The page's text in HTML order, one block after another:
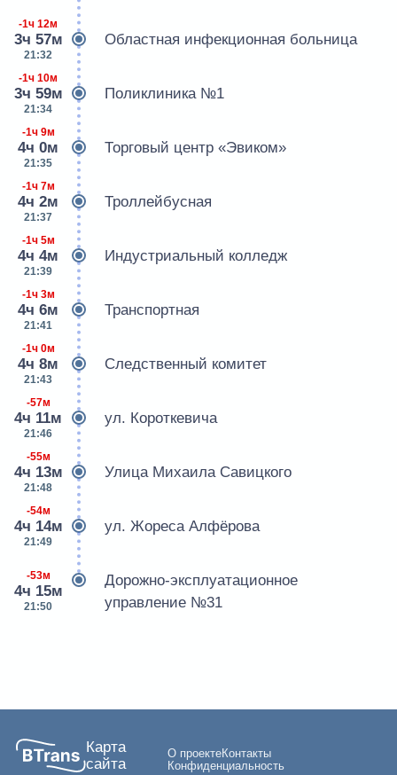
-1ч 12м
3ч 57м
21:32
Областная инфекционная больница
-1ч 10м
3ч 59м
21:34
Поликлиника №1
-1ч 9м
4ч 0м
21:35
Торговый центр «Эвиком»
-1ч 7м
4ч 2м
21:37
Троллейбусная
-1ч 5м
4ч 4м
21:39
Индустриальный колледж
-1ч 3м
4ч 6м
21:41
Транспортная
-1ч 0м
4ч 8м
21:43
Следственный комитет
-57м
4ч 11м
21:46
ул. Короткевича
-55м
4ч 13м
21:48
Улица Михаила Савицкого
-54м
4ч 14м
21:49
ул. Жореса Алфёрова
-53м
4ч 15м
21:50
Дорожно-эксплуатационное
управление №31
Карта
сайта
О проектеКонтакты
Конфиденциальность